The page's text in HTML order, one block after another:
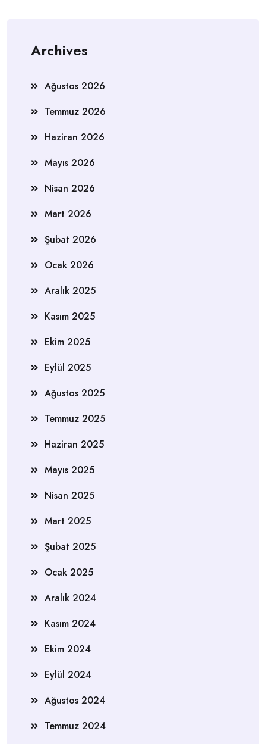
Archives
Ağustos 2026
Temmuz 2026
Haziran 2026
Mayıs 2026
Nisan 2026
Mart 2026
Şubat 2026
Ocak 2026
Aralık 2025
Kasım 2025
Ekim 2025
Eylül 2025
Ağustos 2025
Temmuz 2025
Haziran 2025
Mayıs 2025
Nisan 2025
Mart 2025
Şubat 2025
Ocak 2025
Aralık 2024
Kasım 2024
Ekim 2024
Eylül 2024
Ağustos 2024
Temmuz 2024